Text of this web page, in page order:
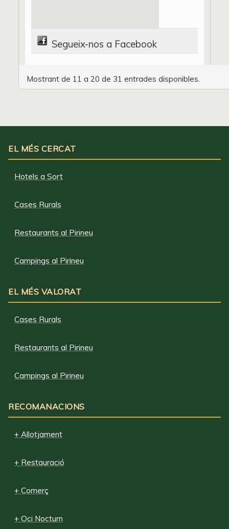
Segueix-nos a Facebook
Mostrant de 11 a 20 de 31 entrades disponibles.
EL MÉS CERCAT
Hotels a Sort
Cases Rurals
Restaurants al Pirineu
Campings al Pirineu
EL MÉS VALORAT
Cases Rurals
Restaurants al Pirineu
Campings al Pirineu
RECOMANACIONS
+ Allotjament
+ Restauració
+ Comerç
+ Oci Nocturn